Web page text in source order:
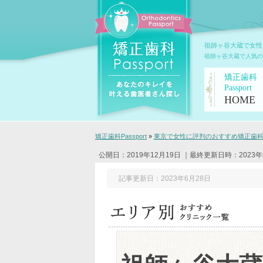
祖師ヶ谷大蔵で女
祖師ヶ谷大蔵で人気
矯正歯科
Passport
HOME
矯正歯科Passport » 東京で女性に評判のおすすめ矯正歯
公開日：2019年12月19日 ｜最終更新日時：2023
記事更新日：2023年6月28日